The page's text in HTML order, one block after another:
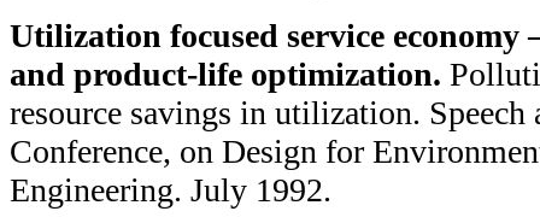
Utilization focused service economy
and product-life optimization.
resource savings in utilization. Speech
Conference, on Design for
Engineering. July 1992.